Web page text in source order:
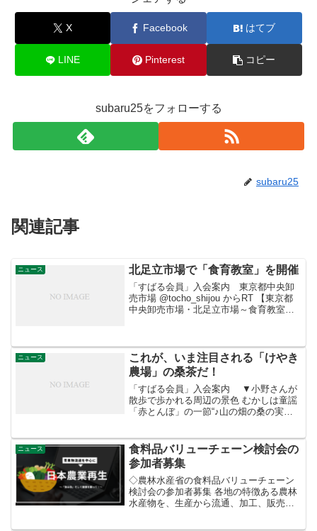
X Facebook はてブ
LINE Pinterest コピー
subaru25をフォローする
subaru25
関連記事
ニュース 北足立市場で「食育教室」を開催
「すばる会員」入会案内 東京都中央卸
売市場 @tocho_shijou からRT 【東京都
中央卸売市場・北足立市場～食育教室①
場...
ニュース
これが、いま注目される「けやき
農場」の桑茶だ！
「すばる会員」入会案内 ▼小野さんが
散歩で歩かれる周辺の景色 むかしは童謡
「赤とんぼ」の一節“♪山の畑の桑の実
ろ、桑は絹をつくる蚕の飼料として用い
られていたため、地方に...
ニュース
食料品バリューチェーン検討会の
参加者募集
◇農林水産省の食料品バリューチェーン
検討会の参加者募集 各地の特徴ある農林
水産物を、生産から流通、加工、販売の